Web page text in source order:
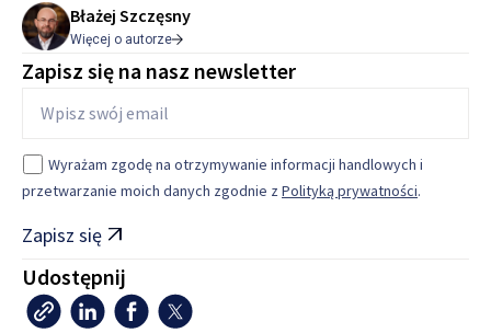
Błażej Szczęsny
Więcej o autorze
Zapisz się na nasz newsletter
Wyrażam zgodę na otrzymywanie informacji handlowych i
przetwarzanie moich danych zgodnie zPolityką prywatności.
Zapisz się
Udostępnij
CopyLinkedIn
Facebook